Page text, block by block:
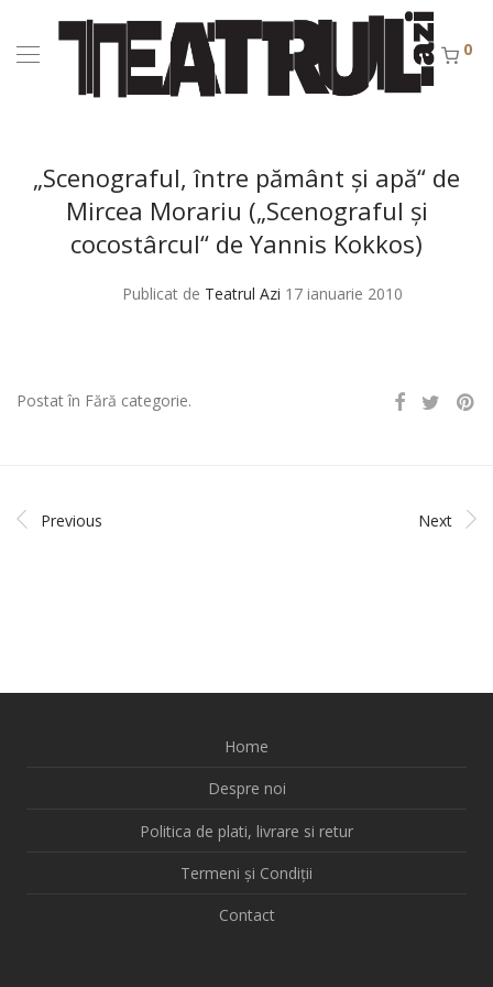
0
„Scenograful, între pământ şi apă“ de
Mircea Morariu („Scenograful şi
cocostârcul“ de Yannis Kokkos)
Publicat de Teatrul Azi 17 ianuarie 2010
Postat în Fără categorie.
Previous Next
Home
Despre noi
Politica de plati, livrare si retur
Termeni și Condiții
Contact